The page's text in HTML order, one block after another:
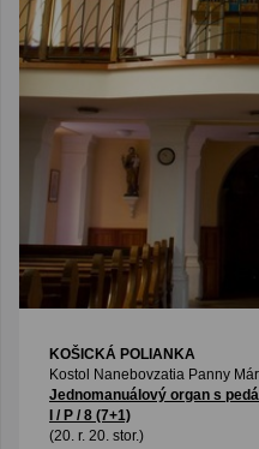
KOŠICKÁ POLIANKA
Kostol Nanebovzatia Panny
Jednomanuálový organ s
I / P / 8 (7+1)
(20. r. 20. stor.)